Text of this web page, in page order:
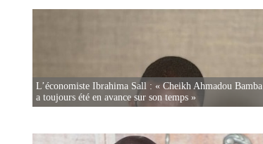
L’économiste Ibrahima Sall : « Cheikh Ahmadou Bamba
a toujours été en avance sur son temps »